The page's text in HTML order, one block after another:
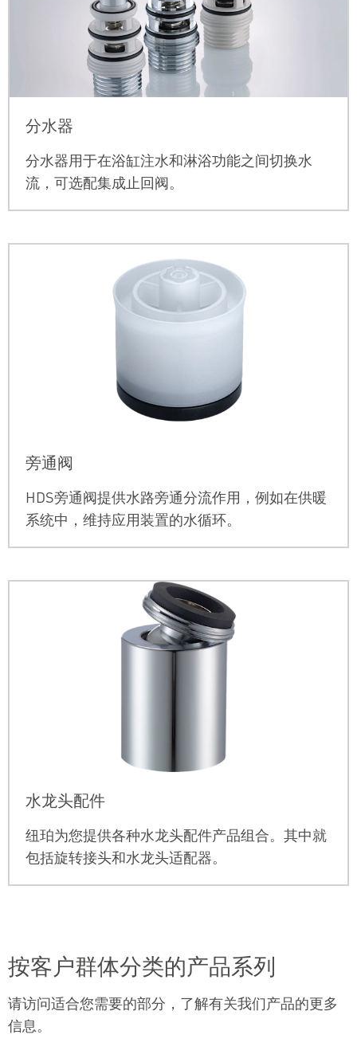
分水器
分水器用于在浴缸注水和淋浴功能之间切换水
流，可选配集成止回阀。
旁通阀
HDS旁通阀提供水路旁通分流作用，例如在供暖
系统中，维持应用装置的水循环。
水龙头配件
纽珀为您提供各种水龙头配件产品组合。其中就
包括旋转接头和水龙头适配器。
按客户群体分类的产品系列
请访问适合您需要的部分，了解有关我们产品的更多
信息。